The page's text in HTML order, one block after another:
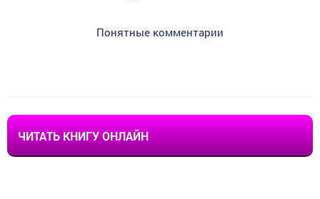
Понятные комментарии
ЧИТАТЬ КНИГУ ОНЛАЙН